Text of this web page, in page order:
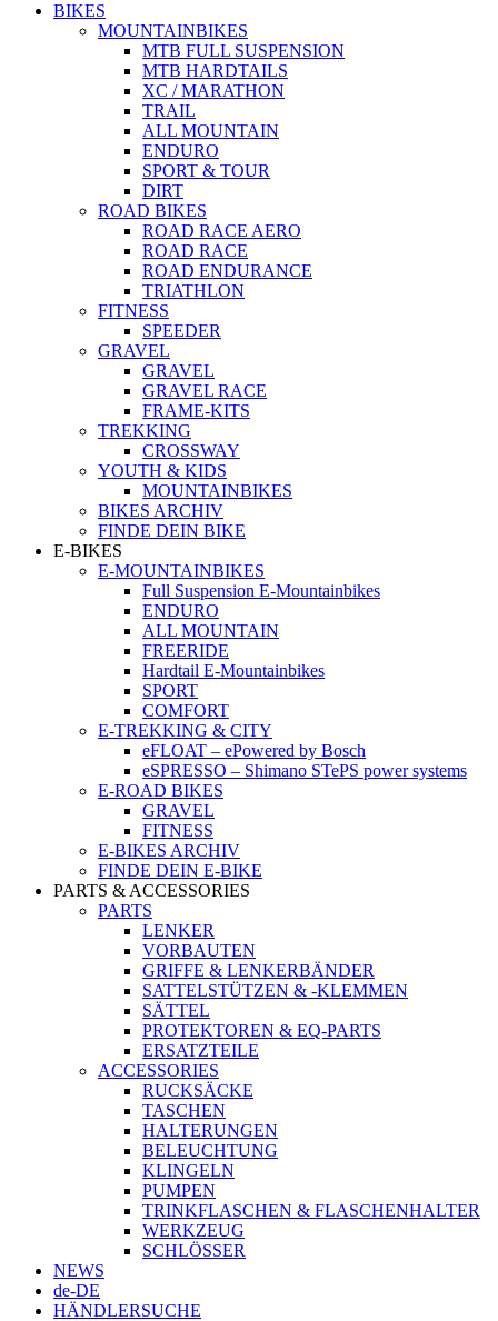
BIKES
MOUNTAINBIKES
MTB FULL SUSPENSION
MTB HARDTAILS
XC / MARATHON
TRAIL
ALL MOUNTAIN
ENDURO
SPORT & TOUR
DIRT
ROAD BIKES
ROAD RACE AERO
ROAD RACE
ROAD ENDURANCE
TRIATHLON
FITNESS
SPEEDER
GRAVEL
GRAVEL
GRAVEL RACE
FRAME-KITS
TREKKING
CROSSWAY
YOUTH & KIDS
MOUNTAINBIKES
BIKES ARCHIV
FINDE DEIN BIKE
E-BIKES
E-MOUNTAINBIKES
Full Suspension E-Mountainbikes
ENDURO
ALL MOUNTAIN
FREERIDE
Hardtail E-Mountainbikes
SPORT
COMFORT
E-TREKKING & CITY
eFLOAT – ePowered by Bosch
eSPRESSO – Shimano STePS power systems
E-ROAD BIKES
GRAVEL
FITNESS
E-BIKES ARCHIV
FINDE DEIN E-BIKE
PARTS & ACCESSORIES
PARTS
LENKER
VORBAUTEN
GRIFFE & LENKERBÄNDER
SATTELSTÜTZEN & -KLEMMEN
SÄTTEL
PROTEKTOREN & EQ-PARTS
ERSATZTEILE
ACCESSORIES
RUCKSÄCKE
TASCHEN
HALTERUNGEN
BELEUCHTUNG
KLINGELN
PUMPEN
TRINKFLASCHEN & FLASCHENHALTER
WERKZEUG
SCHLÖSSER
NEWS
de-DE
HÄNDLERSUCHE